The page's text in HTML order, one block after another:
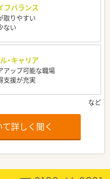
フバランス
取りやすい
ない
・キャリア
アップ可能な職場
支援が充実
詳しく聞く